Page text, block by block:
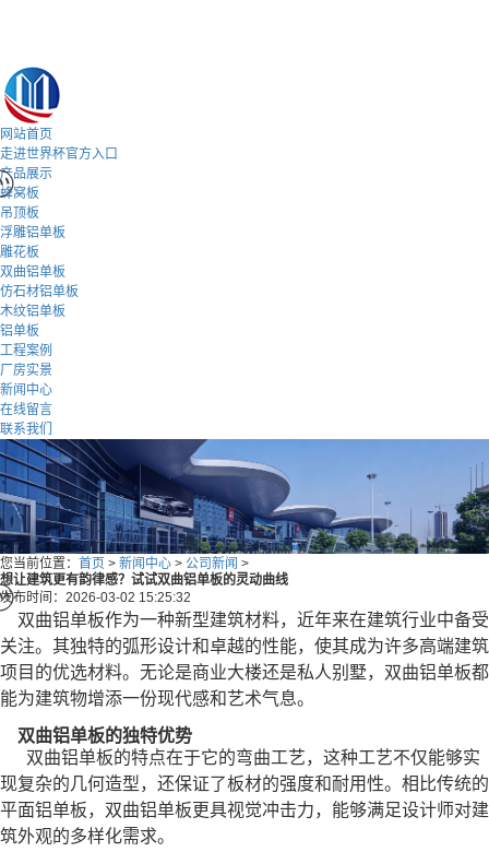
网站首页
走进世界杯官方入口
产品展示
蜂窝板
吊顶板
浮雕铝单板
雕花板
双曲铝单板
仿石材铝单板
木纹铝单板
铝单板
工程案例
厂房实景
新闻中心
在线留言
联系我们
您当前位置： 首页 > 新闻中心 > 公司新闻 >
想让建筑更有韵律感？试试双曲铝单板的灵动曲线
发布时间：2026-03-02 15:25:32
双曲铝单板作为一种新型建筑材料，近年来在建筑行业中备受
关注。其独特的弧形设计和卓越的性能，使其成为许多高端建筑
项目的优选材料。无论是商业大楼还是私人别墅，双曲铝单板都
能为建筑物增添一份现代感和艺术气息。
双曲铝单板的独特优势
双曲铝单板的特点在于它的弯曲工艺，这种工艺不仅能够实
现复杂的几何造型，还保证了板材的强度和耐用性。相比传统的
平面铝单板，双曲铝单板更具视觉冲击力，能够满足设计师对建
筑外观的多样化需求。